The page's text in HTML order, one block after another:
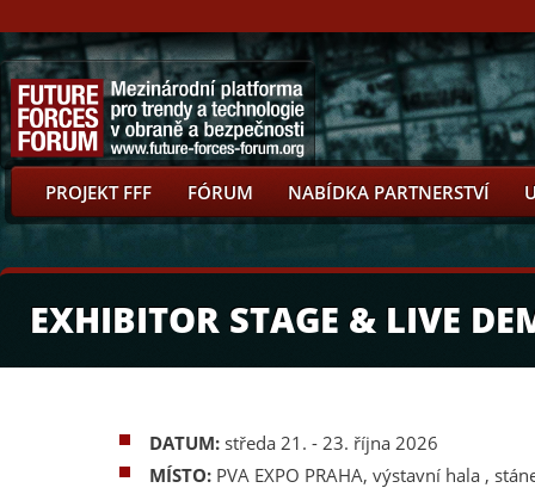
PROJEKT FFF FÓRUM NABÍDKA PARTNERSTVÍ
EXHIBITOR STAGE & LIVE
DATUM: středa 21. - 23. října 2026
MÍSTO: PVA EXPO PRAHA, výstavní hala ,